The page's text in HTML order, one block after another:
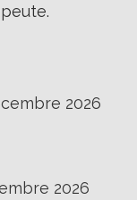
2026
2026